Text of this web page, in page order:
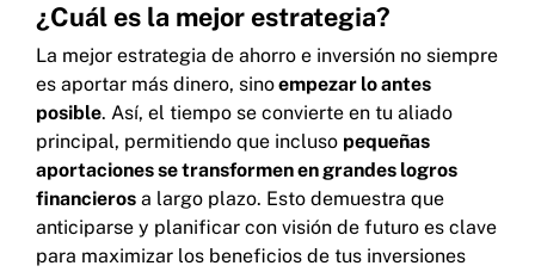
¿Cuál es la mejor estrategia?
La mejor estrategia de ahorro e inversión no siempre
es aportar más dinero, sinoempezar lo antes
posible. Así, el tiempo se convierte en tu aliado
principal, permitiendo que incluso pequeñas
aportaciones se transformen en grandes logros
financieros a largo plazo. Esto demuestra que
anticiparse y planificar con visión de futuro es clave
para maximizar los beneficios de tus inversiones